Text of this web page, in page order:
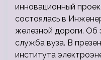
инновационный
состоялась в
железной дороги.
служба вуза. В
института